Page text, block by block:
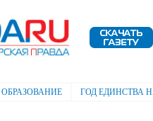
ОБРАЗОВАНИЕ ГОД ЕДИНСТВА